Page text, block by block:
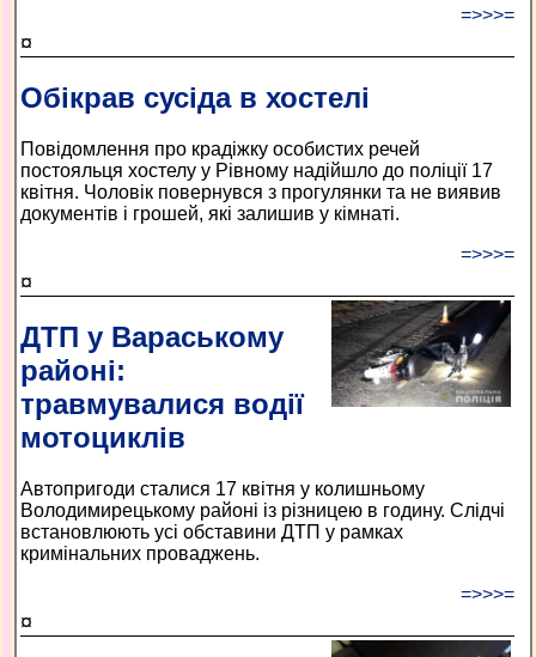
=>>>=
¤
Обікрав сусіда в хостелі
Повідомлення про крадіжку особистих речей
постояльця хостелу у Рівному надійшло до поліції 17
квітня. Чоловік повернувся з прогулянки та не виявив
документів і грошей, які залишив у кімнаті.
=>>>=
¤
ДТП у Вараському
районі:
травмувалися водії
мотоциклів
Автопригоди сталися 17 квітня у колишньому
Володимирецькому районі із різницею в годину. Слідчі
встановлюють усі обставини ДТП у рамках
кримінальних проваджень.
=>>>=
¤